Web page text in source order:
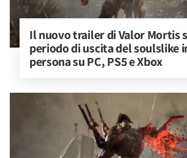
Il nuovo trailer di Valor Mortis
periodo di uscita del soulslike
persona su PC, PS5 e Xbox